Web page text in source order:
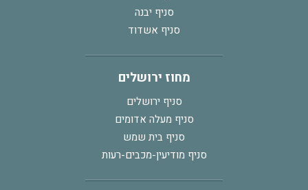
סניף יבנה
סניף אשדוד
מחוז ירושלים
סניף ירושלים
סניף מעלה אדומים
סניף בית שמש
סניף מודיעין-מכבים-רעות